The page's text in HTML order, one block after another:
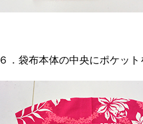
６．袋布本体の中央にポケッ